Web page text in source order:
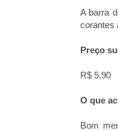
A barra
corantes
Preço
R$ 5,90
O que
Bom